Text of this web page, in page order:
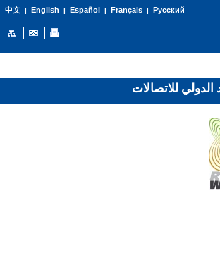
中文| English | Español | Français| Русский
الدولي للاتصالات